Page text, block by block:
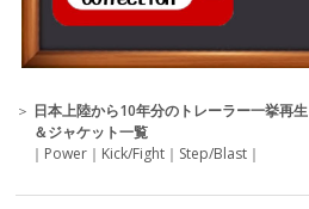
＞ 日本上陸から10年分のトレーラー一挙再生
＆ジャケット一覧
｜ Power ｜ Kick/Fight ｜ Step/Blast ｜